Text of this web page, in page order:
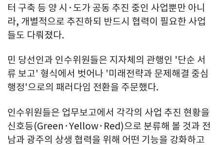
터 구축 등 양 시·도가 공동 추진 중인 사업뿐만 아니
라, 개별적으로 추진하되 반드시 협력이 필요한 사업
들도 다뤄졌다.
민 당선인과 인수위원들은 지자체의 관행인 '단순 서
류 보고' 형식에서 벗어나 '미래전략과 문제해결 중심
행정'으로의 패러다임 전환을 주문했다.
인수위원들은 업무보고에서 각각의 사업 추진 현황을
신호등(Green·Yellow·Red)으로 분류해 볼 것과 전
남과 광주의 상생 협력을 위해 어떤 기능을 강화하고